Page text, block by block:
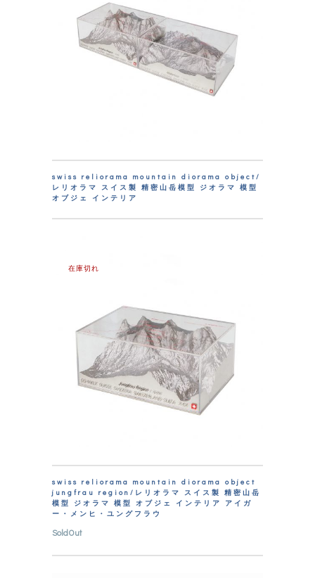
swiss reliorama mountain diorama object/
レリオラマ スイス製 精密山岳模型 ジオラマ 模型
オブジェ インテリア
在庫切れ
swiss reliorama mountain diorama object
jungfrau region/レリオラマ スイス製 精密山岳
模型 ジオラマ 模型 オブジェ インテリア アイガ
ー・メンヒ・ユングフラウ
SoldOut